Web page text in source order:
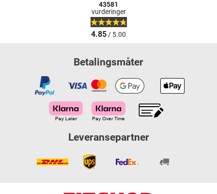
43581
vurderinger
4.85/ 5.00
Betalingsmåter
Leveransepartner